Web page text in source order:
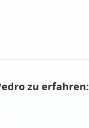
zu erfahren: